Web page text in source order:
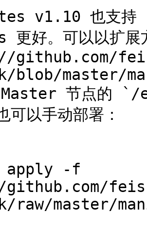
v1.10 也支持
更好。可以以扩
github.com/
blob/master/
节点的 `/
可以手动部署：
apply -f
raw/master/